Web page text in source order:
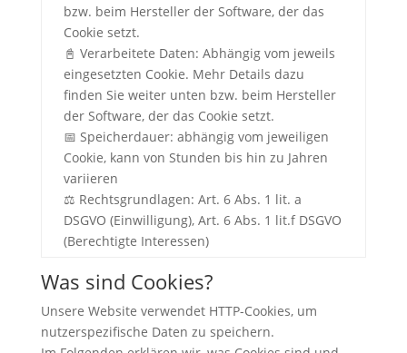
bzw. beim Hersteller der Software, der das
Cookie setzt.
📓 Verarbeitete Daten: Abhängig vom jeweils
eingesetzten Cookie. Mehr Details dazu
finden Sie weiter unten bzw. beim Hersteller
der Software, der das Cookie setzt.
📅 Speicherdauer: abhängig vom jeweiligen
Cookie, kann von Stunden bis hin zu Jahren
variieren
⚖️ Rechtsgrundlagen: Art. 6 Abs. 1 lit. a
DSGVO (Einwilligung), Art. 6 Abs. 1 lit.f DSGVO
(Berechtigte Interessen)
Was sind Cookies?
Unsere Website verwendet HTTP-Cookies, um
nutzerspezifische Daten zu speichern.